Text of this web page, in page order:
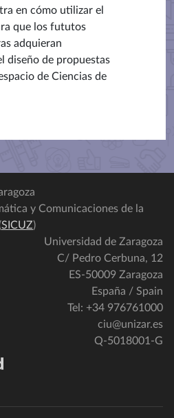
en cómo utilizar el
que los fututos
adquieran
diseño de propuestas
de Ciencias de
y Comunicaciones de la
SICUZ)
Universidad de Zaragoza
C/ Pedro Cerbuna, 12
ES-50009 Zaragoza
España / Spain
Tel: +34 976761000
ciu@unizar.es
Q-5018001-G